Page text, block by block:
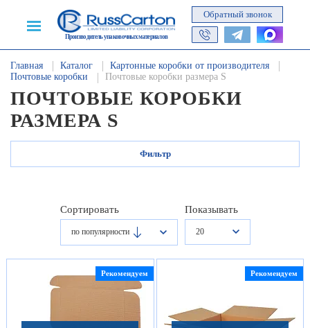
Производитель упаковочных материалов
Обратный звонок
Главная Каталог
Картонные коробки от производителя
Почтовые коробки
Почтовые коробки размера S
ПОЧТОВЫЕ КОРОБКИ
РАЗМЕРА S
Фильтр
Сортировать
по популярности
Показывать
20
Рекомендуем Рекомендуем